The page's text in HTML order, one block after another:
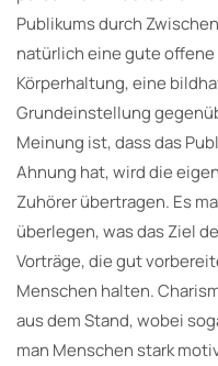
Publikums durch
natürlich eine gute offene
Körperhaltung, eine
Grundeinstellung
Meinung ist, dass das
Ahnung hat, wird die
Zuhörer übertragen. Es
überlegen, was das Ziel
Vorträge, die gut
Menschen halten.
aus dem Stand, wobei
man Menschen stark